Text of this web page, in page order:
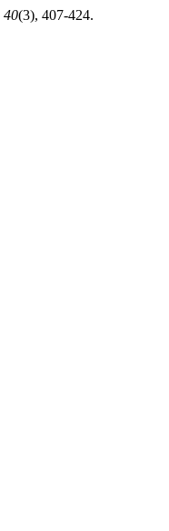
40(3), 407-424.